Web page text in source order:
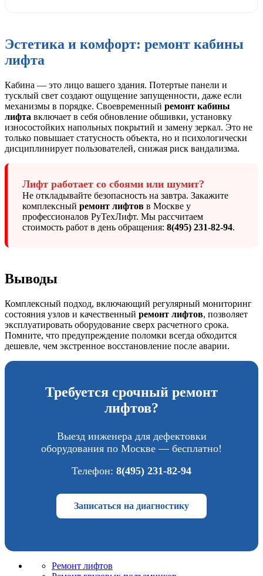
Эстетика и комфорт: ремонт кабины
лифта
Кабина — это лицо вашего здания. Потертые панели и
тусклый свет создают ощущение запущенности, даже если
механизмы в порядке. Своевременный ремонт кабины
лифта включает в себя обновление обшивки, установку
износостойких напольных покрытий и замену зеркал. Это не
только повышает статусность объекта, но и психологически
дисциплинирует пользователей, снижая риск вандализма.
Лифт работает со сбоями или шумит?
Не откладывайте безопасность на завтра. Закажите
комплексный ремонт лифтов в Москве у
профессионалов РуТехЛифт. Мы рассчитаем
стоимость работ в день обращения: 8(495) 231-82-94.
Выводы
Комплексный подход, включающий регулярный мониторинг
состояния узлов и качественный ремонт лифтов, позволяет
эксплуатировать оборудование сверх расчетного срока.
Помните, что предупреждение поломки всегда обходится
дешевле, чем экстренное восстановление после аварии.
Требуется срочный ремонт
лифтов?
Выезд инженера для дефектовки
оборудования по Москве — бесплатно!
Телефон: 8(495) 231-82-94
Записаться на диагностику
Ремонт лифтов